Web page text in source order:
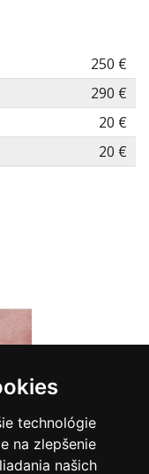
technológie
na zlepšenie
našich
250 €
290 €
20 €
20 €